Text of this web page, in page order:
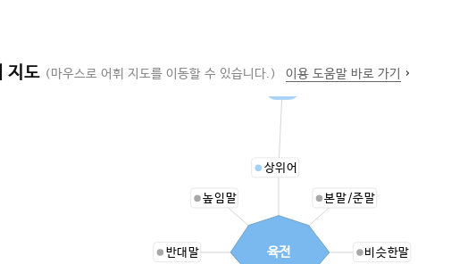
지도 (마우스로 어휘 지도를 이동할 수 있습니다.) 이용 도움말 바로 가기
상위어
본말/준말
비슷한말
반대말
높임말
육전